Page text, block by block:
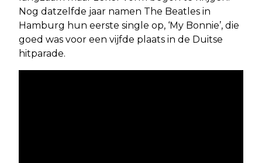
Nog datzelfde jaar namen The Beatles in
Hamburg hun eerste single op, ‘My Bonnie’, die
goed was voor een vijfde plaats in de Duitse
hitparade.